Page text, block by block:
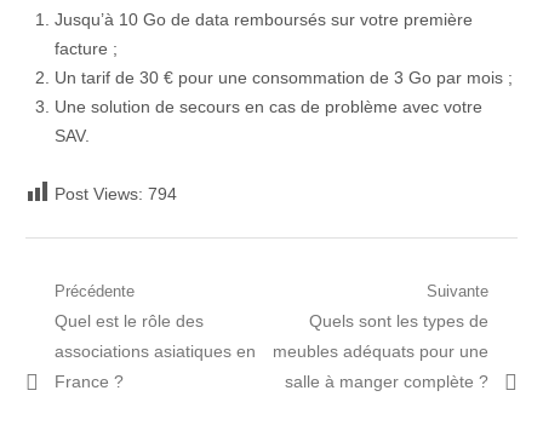
Jusqu’à 10 Go de data remboursés sur votre première
facture ;
Un tarif de 30 € pour une consommation de 3 Go par mois ;
Une solution de secours en cas de problème avec votre
SAV.
Post Views: 794
Navigation
l’article
Précédente
Post
précédent:
Quel est le rôle des
associations asiatiques en
France ?
Suivante
Prochain
article:
Quels sont les types de
meubles adéquats pour une
salle à manger complète ?